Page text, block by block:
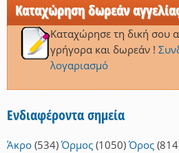
Καταχώρηση δωρεάν
Καταχώρησε τη δική σου
γρήγορα και δωρεάν !
λογαριασμό
Ενδιαφέροντα σημεία
Άκρο (534) Όρμος (1050) Όρος